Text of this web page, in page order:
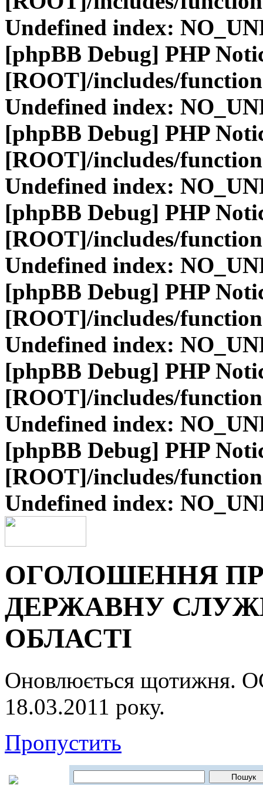
Undefined index:
[phpBB Debug] PHP
[ROOT]/includes/
Undefined index:
[phpBB Debug] PHP
[ROOT]/includes/
Undefined index:
[phpBB Debug] PHP
[ROOT]/includes/
Undefined index:
[phpBB Debug] PHP
[ROOT]/includes/
Undefined index:
[phpBB Debug] PHP
[ROOT]/includes/
Undefined index:
[phpBB Debug] PHP
[ROOT]/includes/
Undefined index:
ОГОЛОШЕННЯ
ДЕРЖАВНУ
ОБЛАСТІ
Оновлюється
18.03.2011 року.
Пропустить